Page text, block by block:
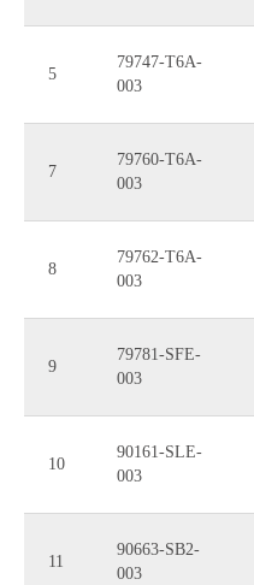
5
79747-T6A-
003
7
79760-T6A-
003
8
79762-T6A-
003
9
79781-SFE-
003
10
90161-SLE-
003
11
90663-SB2-
003